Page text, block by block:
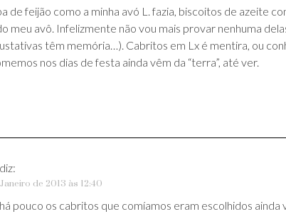
de feijão como a minha avó L. fazia, biscoitos de azeite
meu avô. Infelizmente não vou mais provar nenhuma
têm memória…). Cabritos em Lx é mentira, ou
nos dias de festa ainda vêm da “terra”, até ver.
diz:
de 2013 às 12:40
pouco os cabritos que comíamos eram escolhidos ainda